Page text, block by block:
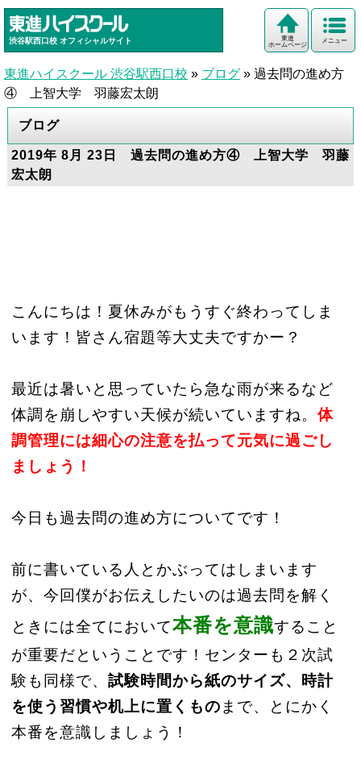
渋谷駅西口校 オフィシャルサイト メニュー
東進
ホームページ
東進ハイスクール 渋谷駅西口校 » ブログ » 過去問の進め方
④ 上智大学 羽藤宏太朗
ブログ
2019年 8月 23日 過去問の進め方④ 上智大学 羽藤
宏太朗
こんにちは！夏休みがもうすぐ終わってしま
います！皆さん宿題等大丈夫ですかー？
最近は暑いと思っていたら急な雨が来るなど
体調を崩しやすい天候が続いていますね。 体
調管理には細心の注意を払って元気に過ごし
ましょう！
今日も過去問の進め方についてです！
前に書いている人とかぶってはしまいます
が、今回僕がお伝えしたいのは過去問を解く
ときには全てにおいて本番を意識すること
が重要だということです！センターも２次試
験も同様で、 試験時間から紙のサイズ、時計
を使う習慣や机上に置くもの まで、とにかく
本番を意識しましょう！